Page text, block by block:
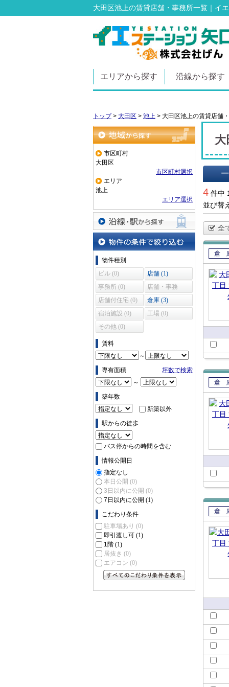
大田区池上の賃貸店舗・事務所一覧｜イ
エリアから探す 沿線から探す
トップ> 大田区 > 池上 > 大田区池上の賃貸店舗
地域から探す
市区町村
大田区
市区町村選択
エリア
池上
エリア選択
沿線・駅から探す
物件の条件で絞り込む
物件種別
ビル (0)
店舗 (1)
事務所 (0)
店舗・事務
所 (0)
店舗付住宅 (0)
倉庫 (3)
宿泊施設 (0)
工場 (0)
その他 (0)
賃料
～
専有面積
坪数で検索
～
築年数
新築以外
駅からの徒歩
バス停からの時間を含む
情報公開日
指定なし
本日公開 (0)
3日以内に公開 (0)
7日以内に公開 (1)
こだわり条件
駐車場あり (0)
即引渡し可 (1)
1階 (1)
居抜き (0)
エアコン (0)
大
4 件中
並び替
全
賃貸
賃貸
賃貸